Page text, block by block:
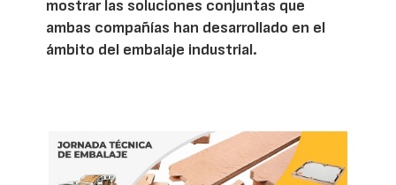
mostrar las soluciones conjuntas que
ambas compañías han desarrollado en el
ámbito del embalaje industrial.